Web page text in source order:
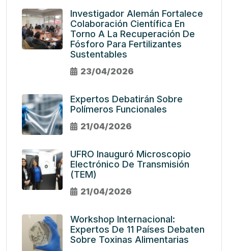
Investigador Alemán Fortalece
Colaboración Científica En
Torno A La Recuperación De
Fósforo Para Fertilizantes
Sustentables
23/04/2026
Expertos Debatirán Sobre
Polímeros Funcionales
21/04/2026
UFRO Inauguró Microscopio
Electrónico De Transmisión
(TEM)
21/04/2026
Workshop Internacional:
Expertos De 11 Países Debaten
Sobre Toxinas Alimentarias